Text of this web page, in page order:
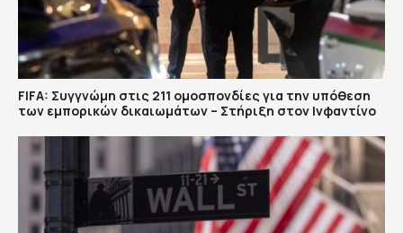
FIFA: Συγγνώμη στις 211 ομοσπονδίες για την υπόθεση
των εμπορικών δικαιωμάτων – Στήριξη στον Ινφαντίνο